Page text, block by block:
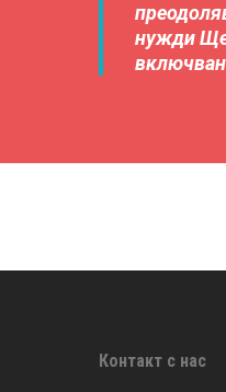
нужди Ще
Контакт с нас